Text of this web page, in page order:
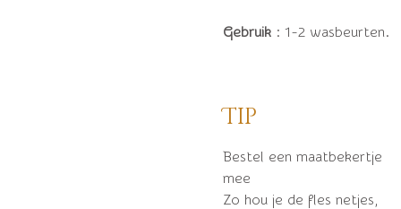
Gebruik : 1-2 wasbeurten.
Tip
Bestel een maatbekertje
mee
Zo hou je de fles netjes,